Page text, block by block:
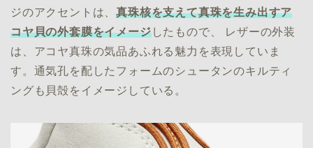
ジのアクセントは、真珠核を支えて真珠を生み出すア
コヤ貝の外套膜をイメージしたもので、 レザーの外装
は、アコヤ真珠の気品あふれる魅力を表現していま
す。通気孔を配したフォームのシュータンのキルティ
ングも貝殻をイメージしている。